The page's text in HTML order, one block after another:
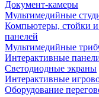
Документ-камеры
Мультимедийные
Компьютеры, стойки и
панелей
Мультимедийные
Интерактивные
Светодиодные экраны
Интерактивные
Оборудование